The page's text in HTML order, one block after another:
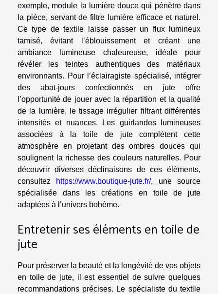
exemple, module la lumière douce qui pénètre dans
la pièce, servant de filtre lumière efficace et naturel.
Ce type de textile laisse passer un flux lumineux
tamisé, évitant l’éblouissement et créant une
ambiance lumineuse chaleureuse, idéale pour
révéler les teintes authentiques des matériaux
environnants. Pour l’éclairagiste spécialisé, intégrer
des abat-jours confectionnés en jute offre
l’opportunité de jouer avec la répartition et la qualité
de la lumière, le tissage irrégulier filtrant différentes
intensités et nuances. Les guirlandes lumineuses
associées à la toile de jute complètent cette
atmosphère en projetant des ombres douces qui
soulignent la richesse des couleurs naturelles. Pour
découvrir diverses déclinaisons de ces éléments,
consultez https://www.boutique-jute.fr/, une source
spécialisée dans les créations en toile de jute
adaptées à l’univers bohème.
Entretenir ses éléments en toile de
jute
Pour préserver la beauté et la longévité de vos objets
en toile de jute, il est essentiel de suivre quelques
recommandations précises. Le spécialiste du textile